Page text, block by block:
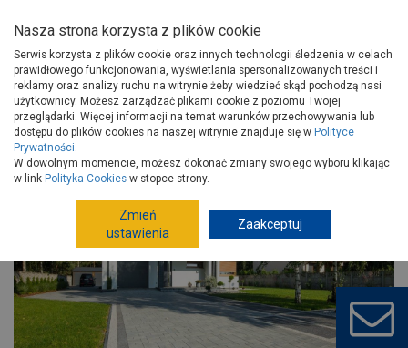
Strona główna Porady Wokół domu
Mała architektura
Stylowo i komfortowo od frontu, czyli o czym warto pamiętać
aranżując
Stylowo i komfortowo od frontu, czyli o
czym warto pamiętać aranżując strefę
wejściową do domu
Nasza strona korzysta z plików cookie
Serwis korzysta z plików cookie oraz innych technologii śledzenia w celach
prawidłowego funkcjonowania, wyświetlania spersonalizowanych treści i
reklamy oraz analizy ruchu na witrynie żeby wiedzieć skąd pochodzą nasi
użytkownicy. Możesz zarządzać plikami cookie z poziomu Twojej
przeglądarki. Więcej informacji na temat warunków przechowywania lub
dostępu do plików cookies na naszej witrynie znajduje się w Polityce
Prywatności.
W dowolnym momencie, możesz dokonać zmiany swojego wyboru klikając
w link Polityka Cookies w stopce strony.
Zmień
ustawienia
Zaakceptuj